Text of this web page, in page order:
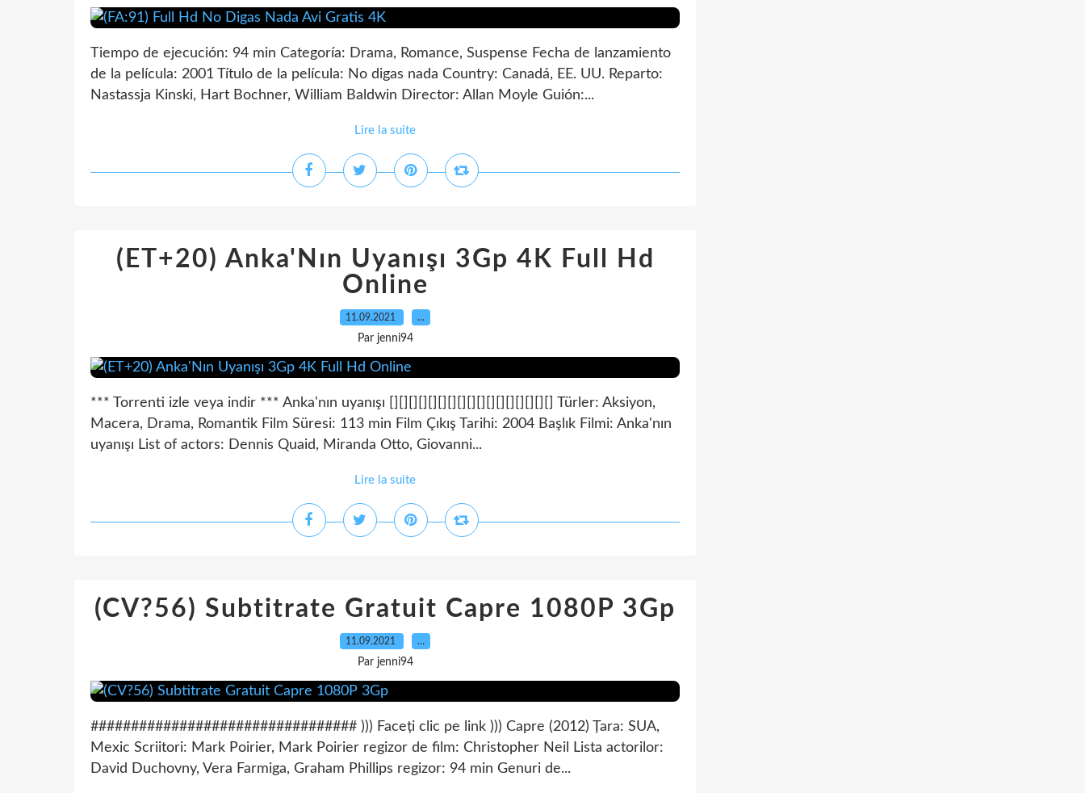
Tiempo de ejecución: 94 min Categoría: Drama, Romance, Suspense Fecha de lanzamiento
de la película: 2001 Título de la película: No digas nada Country: Canadá, EE. UU. Reparto:
Nastassja Kinski, Hart Bochner, William Baldwin Director: Allan Moyle Guión:...
Lire la suite
(ET+20) Anka'Nın Uyanışı 3Gp 4K Full Hd
Online
11.09.2021 …
Par jenni94
*** Torrenti izle veya indir *** Anka'nın uyanışı [][][][][][][][][][][][][][][][][] Türler: Aksiyon,
Macera, Drama, Romantik Film Süresi: 113 min Film Çıkış Tarihi: 2004 Başlık Filmi: Anka'nın
uyanışı List of actors: Dennis Quaid, Miranda Otto, Giovanni...
Lire la suite
(CV?56) Subtitrate Gratuit Capre 1080P 3Gp
11.09.2021 …
Par jenni94
################################# ))) Faceți clic pe link ))) Capre (2012) Țara: SUA,
Mexic Scriitori: Mark Poirier, Mark Poirier regizor de film: Christopher Neil Lista actorilor:
David Duchovny, Vera Farmiga, Graham Phillips regizor: 94 min Genuri de...